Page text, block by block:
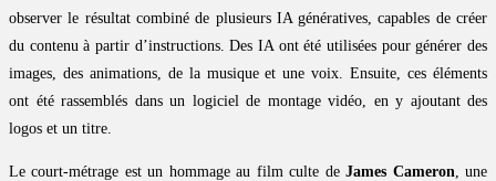
observer le résultat combiné de plusieurs IA génératives, capables de créer
du contenu à partir d’instructions. Des IA ont été utilisées pour générer des
images, des animations, de la musique et une voix. Ensuite, ces éléments
ont été rassemblés dans un logiciel de montage vidéo, en y ajoutant des
logos et un titre.
Le court-métrage est un hommage au film culte deJames Cameron , une